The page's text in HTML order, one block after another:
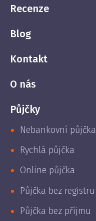
Recenze
Blog
Kontakt
O nás
Půjčky
Nebankovní půjčka
Rychlá půjčka
Online půjčka
Půjčka bez registru
Půjčka bez příjmu